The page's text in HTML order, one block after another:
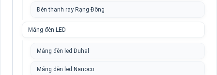
Đèn thanh ray Rạng Đông
Máng đèn LED
Máng đèn led Duhal
Máng đèn led Nanoco